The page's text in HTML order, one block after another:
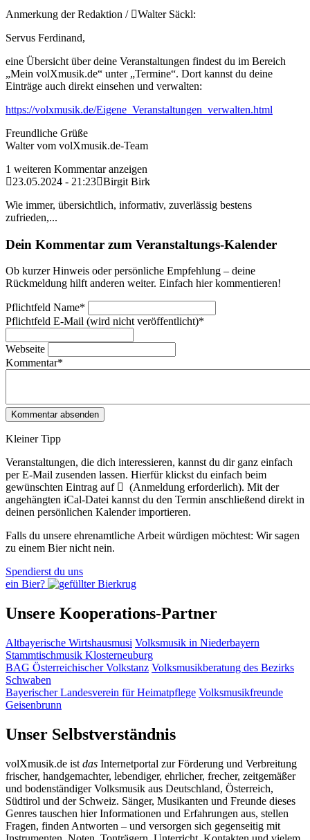
Anmerkung der Redaktion /
Walter Säckl:
Servus Ferdinand,
eine Übersicht über deine Veranstaltungen findest du im Bereich
„Mein volXmusik.de“ unter „Termine“. Dort kannst du deine
Einträge auch direkt einsehen und verwalten:
https://volxmusik.de/Eigene_Veranstaltungen_verwalten.html
Freundliche Grüße
Walter vom volXmusik.de-Team
1 weiteren Kommentar anzeigen
23.05.2024 - 21:23 Birgit Birk
Wie immer, übersichtlich, informativ, zuverlässig bestens
zufrieden,...
Dein Kommentar zum Veranstaltungs-Kalender
Ob kurzer Hinweis oder persönliche Empfehlung – deine
Rückmeldung hilft anderen weiter. Einfach hier kommentieren!
Pflichtfeld Name*
Pflichtfeld E-Mail (wird nicht veröffentlicht)*
Webseite
Kommentar*
Kleiner Tipp
Veranstaltungen, die dich interessieren, kannst du dir ganz einfach
per E‑Mail zusenden lassen. Hierfür klickst du einfach beim
gewünschten Eintrag auf
(Anmeldung erforderlich). Mit der
angehängten iCal-Datei kannst du den Termin anschließend direkt in
deinen persönlichen Kalender importieren.
Falls du unsere ehrenamtliche Arbeit würdigen möchtest: Wir sagen
zu einem Bier nicht nein.
Spendierst du uns
ein Bier?
Unsere Kooperations-Partner
Altbayerische Wirtshausmusi Volksmusik in Niederbayern
Stammtischmusik Klosterneuburg
BAG Österreichischer Volkstanz Volksmusikberatung des Bezirks
Schwaben
Bayerischer Landesverein für Heimatpflege Volksmusikfreunde
Geisenbrunn
Unser Selbstverständnis
volXmusik.de ist das Internetportal zur Förderung und Verbreitung
frischer, handgemachter, lebendiger, ehrlicher, frecher, zeitgemäßer
und bodenständiger Volksmusik aus Deutschland, Österreich,
Südtirol und der Schweiz. Sänger, Musikanten und Freunde dieses
Genres tauschen hier Informationen und Erfahrungen aus, stellen
Fragen, finden Antworten – und versorgen sich gegenseitig mit